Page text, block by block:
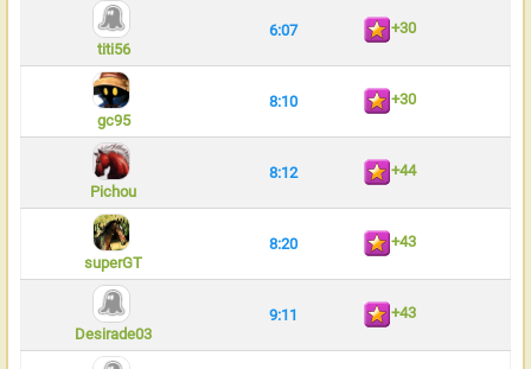
titi56
6:07 +30
gc95
8:10 +30
Pichou
8:12 +44
superGT
8:20 +43
Desirade03
9:11 +43